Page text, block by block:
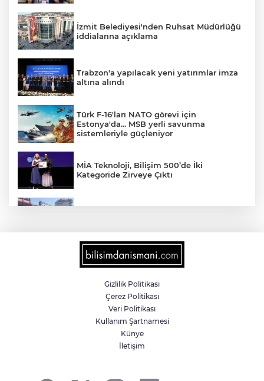
İzmit Belediyesi'nden Ruhsat Müdürlüğü
iddialarına açıklama
Trabzon'a yapılacak yeni yatırımlar imza
altına alındı
Türk F-16'ları NATO görevi için
Estonya'da... MSB yerli savunma
sistemleriyle güçleniyor
MİA Teknoloji, Bilişim 500’de İki
Kategoride Zirveye Çıktı
6 milyon emekliyi ilgilendiriyor... Emekli
aylığı fark ödemeleri 7 Ağustos'ta
Teröristler teslim olmaya devam ediyor...
Hudutlarda 490 kişi yakalandı
İletişim'den 'Terörsüz Türkiye' hedefli
Gizlilik Politikası
Çerez Politikası
Veri Politikası
Kullanım Şartnamesi
Künye
İletişim